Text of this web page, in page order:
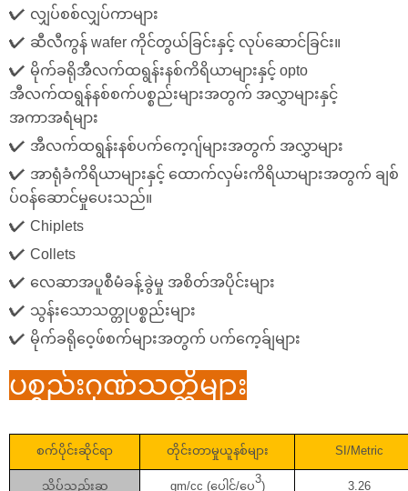
✔ လျှပ်စစ်လျှပ်ကာများ
✔ ဆီလီကွန် wafer ကိုင်တွယ်ခြင်းနှင့် လုပ်ဆောင်ခြင်း။
✔ မိုက်ခရိုအီလက်ထရွန်းနစ်ကိရိယာများနှင့် opto
အီလက်ထရွန်နစ်စက်ပစ္စည်းများအတွက် အလွှာများနှင့်
အကာအရံများ
✔ အီလက်ထရွန်းနစ်ပက်ကေ့ဂျ်များအတွက် အလွှာများ
✔ အာရုံခံကိရိယာများနှင့် ထောက်လှမ်းကိရိယာများအတွက် ချစ်
ပ်ဝန်ဆောင်မှုပေးသည်။
✔ Chiplets
✔ Collets
✔ လေဆာအပူစီမံခန့်ခွဲမှု အစိတ်အပိုင်းများ
✔ သွန်းသောသတ္တုပစ္စည်းများ
✔ မိုက်ခရိုဝေ့ဖ်စက်များအတွက် ပက်ကေ့ခ်ျများ
ပစ္စည်းဂုဏ်သတ္တိများ
စက်ပိုင်းဆိုင်ရာ တိုင်းတာမှုယူနစ်များ SI/Metric
သိပ်သည်းဆ gm/cc (ပေါင်/ပေ
3
) 3.26